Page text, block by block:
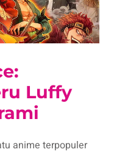
Luffy
anime terpopuler